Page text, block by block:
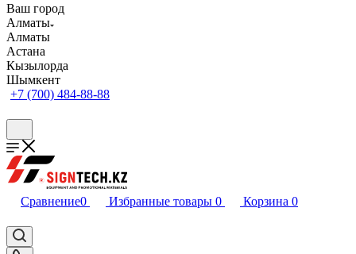
Ваш город
Алматы
Алматы
Астана
Кызылорда
Шымкент
+7 (700) 484-88-88
Сравнение0 Избранные товары 0 Корзина 0